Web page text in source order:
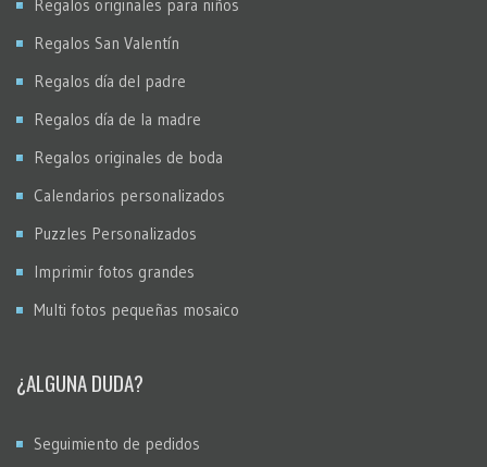
Regalos originales para niños
Regalos San Valentín
Regalos día del padre
Regalos día de la madre
Regalos originales de boda
Calendarios personalizados
Puzzles Personalizados
Imprimir fotos grandes
Multi fotos pequeñas mosaico
¿ALGUNA DUDA?
Seguimiento de pedidos